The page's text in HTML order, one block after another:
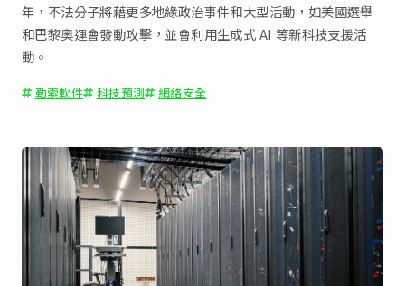
年，不法分子將藉更多地緣政治事件和大型活動，如美國選舉
和巴黎奧運會發動攻擊，並會利用生成式 AI 等新科技支援活
動。
勒索軟件 科技預測 網絡安全